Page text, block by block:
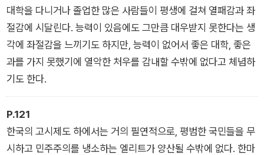
대학을 다니거나 졸업한 많은 사람들이 평생에 걸쳐 열패감과 좌
절감에 시달린다. 능력이 있음에도 그만큼 대우받지 못한다는 생
각에 좌절감을 느끼기도 하지만, 능력이 없어서 좋은 대학, 좋은
과를 가지 못했기에 열악한 처우를 감내할 수밖에 없다고 체념하
기도 한다.
P.121
한국의 고시제도 하에서는 거의 필연적으로, 평범한 국민들을 무
시하고 민주주의를 냉소하는 엘리트가 양산될 수밖에 없다. 한마